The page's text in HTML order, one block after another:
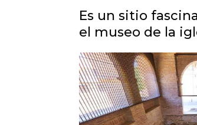
Es un sitio
el museo de la